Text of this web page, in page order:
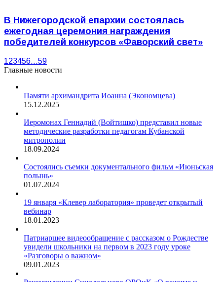
В Нижегородской епархии состоялась
ежегодная церемония награждения
победителей конкурсов «Фаворский свет»
123456…59
Главные новости
Памяти архимандрита Иоанна (Экономцева)
15.12.2025
Иеромонах Геннадий (Войтишко) представил новые
методические разработки педагогам Кубанской
митрополии
18.09.2024
Состоялись съемки документального фильм «Июньская
полынь»
01.07.2024
19 января «Клевер лаборатория» проведет открытый
вебинар
18.01.2023
Патриаршее видеообращение с рассказом о Рождестве
увидели школьники на первом в 2023 году уроке
«Разговоры о важном»
09.01.2023